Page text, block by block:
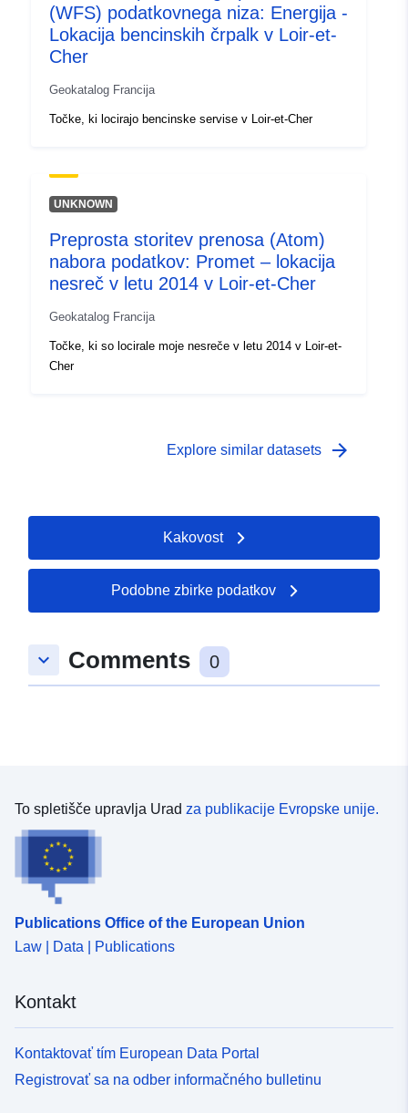
(WFS) podatkovnega niza: Energija -
Lokacija bencinskih črpalk v Loir-et-
Cher
Geokatalog Francija
Točke, ki locirajo bencinske servise v Loir-et-Cher
UNKNOWN
Preprosta storitev prenosa (Atom)
nabora podatkov: Promet – lokacija
nesreč v letu 2014 v Loir-et-Cher
Geokatalog Francija
Točke, ki so locirale moje nesreče v letu 2014 v Loir-et-
Cher
Explore similar datasets arrow_forward
Kakovost
Podobne zbirke podatkov
keyboard_arrow_down Comments 0
To spletišče upravlja Urad za publikacije Evropske unije.
Publications Office of the European Union
Law | Data | Publications
Kontakt
Kontaktovať tím European Data Portal
Registrovať sa na odber informačného bulletinu